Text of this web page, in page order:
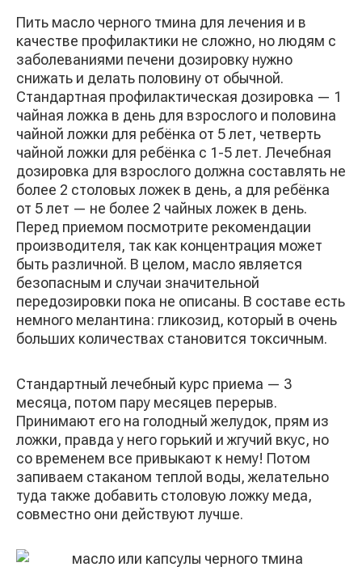
Пить масло черного тмина для лечения и в
качестве профилактики не сложно, но людям с
заболеваниями печени дозировку нужно
снижать и делать половину от обычной.
Стандартная профилактическая дозировка — 1
чайная ложка в день для взрослого и половина
чайной ложки для ребёнка от 5 лет, четверть
чайной ложки для ребёнка с 1-5 лет. Лечебная
дозировка для взрослого должна составлять не
более 2 столовых ложек в день, а для ребёнка
от 5 лет — не более 2 чайных ложек в день.
Перед приемом посмотрите рекомендации
производителя, так как концентрация может
быть различной. В целом, масло является
безопасным и случаи значительной
передозировки пока не описаны. В составе есть
немного мелантина: гликозид, который в очень
больших количествах становится токсичным.
Стандартный лечебный курс приема — 3
месяца, потом пару месяцев перерыв.
Принимают его на голодный желудок, прям из
ложки, правда у него горький и жгучий вкус, но
со временем все привыкают к нему! Потом
запиваем стаканом теплой воды, желательно
туда также добавить столовую ложку меда,
совместно они действуют лучше.